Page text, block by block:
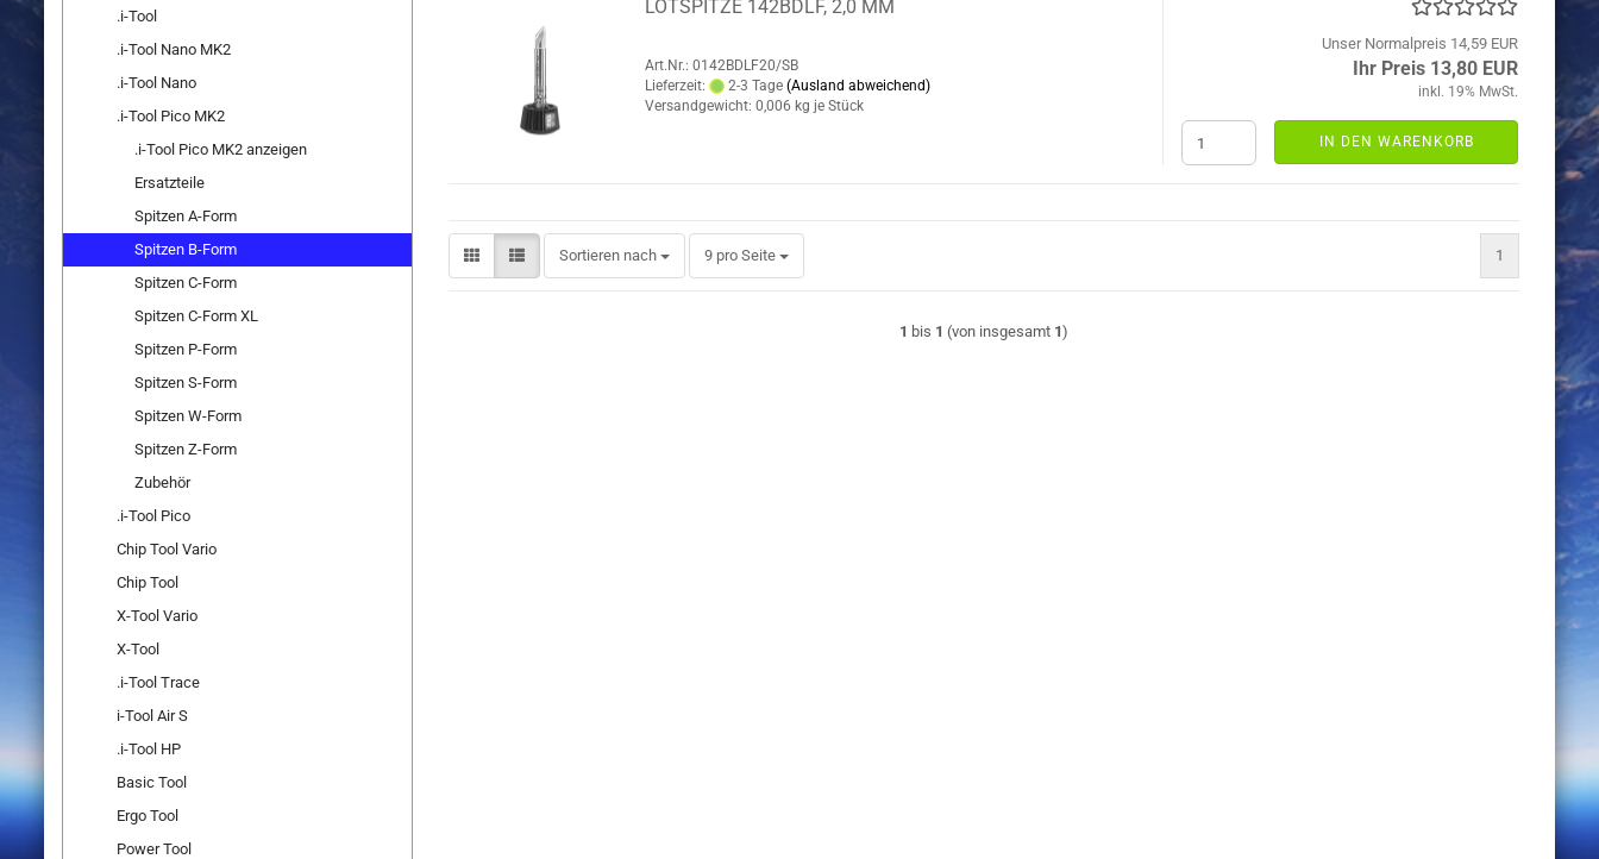
LÖTSPITZE 142BDLF, 2,0 MM
Art.Nr.: 0142BDLF20/SB
Lieferzeit:
2-3 Tage (Ausland abweichend)
Versandgewicht: 0,006 kg je Stück
Unser Normalpreis 14,59 EUR
Ihr Preis 13,80 EUR
inkl. 19% MwSt.
IN DEN WARENKORB
Sortieren nach
Sortieren nach 9 pro Seite
pro Seite 1
1 bis 1 (von insgesamt 1)
.i-Tool
.i-Tool Nano MK2
.i-Tool Nano
.i-Tool Pico MK2
.i-Tool Pico MK2 anzeigen
Ersatzteile
Spitzen A-Form
Spitzen B-Form
Spitzen C-Form
Spitzen C-Form XL
Spitzen P-Form
Spitzen S-Form
Spitzen W-Form
Spitzen Z-Form
Zubehör
.i-Tool Pico
Chip Tool Vario
Chip Tool
X-Tool Vario
X-Tool
.i-Tool Trace
i-Tool Air S
.i-Tool HP
Basic Tool
Ergo Tool
Power Tool